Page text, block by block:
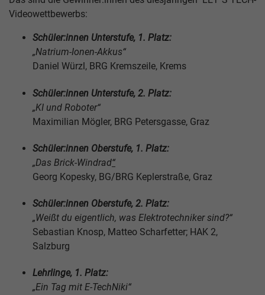
Videowettbewerbs:
Schüler:innen Unterstufe, 1. Platz:
„Natrium-Ionen-Akkus“
Daniel Würzl, BRG Kremszeile, Krems
Schüler:innen Unterstufe, 2. Platz:
„KI und Roboter“
Maximilian Mögler, BRG Petersgasse, Graz
Schüler:innen Oberstufe, 1. Platz:
„Das Brick-Windrad“
Georg Kopesky, BG/BRG Keplerstraße, Graz
Schüler:innen Oberstufe, 2. Platz:
„Weißt du eigentlich, was Elektrotechniker sind?“
Sebastian Knosp, Matteo Scharfetter; HAK 2,
Salzburg
Lehrlinge, 1. Platz:
„Ein Tag mit E-TechNiki“